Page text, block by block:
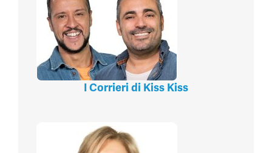
I Corrieri di Kiss Kiss